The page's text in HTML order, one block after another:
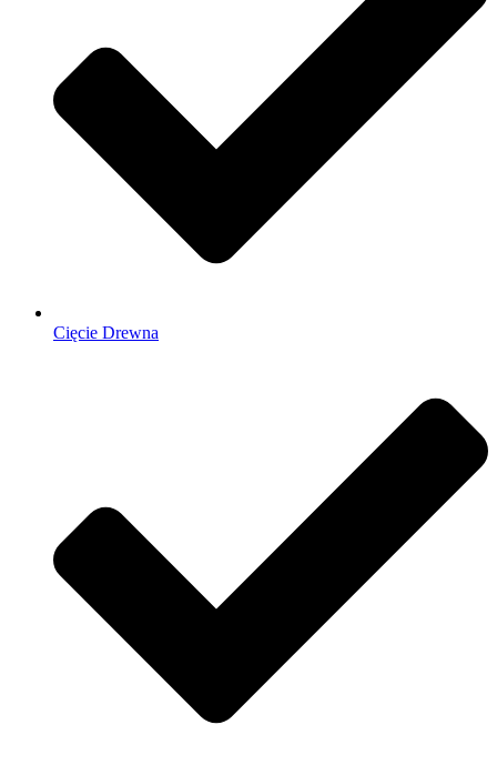
Cięcie Drewna